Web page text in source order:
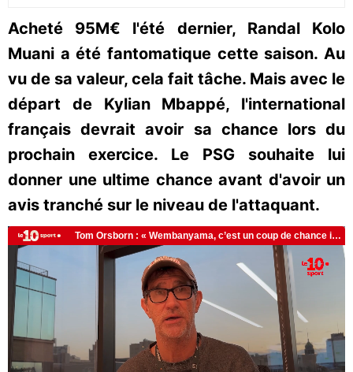
Acheté 95M€ l'été dernier, Randal Kolo
Muani a été fantomatique cette saison. Au
vu de sa valeur, cela fait tâche. Mais avec le
départ de Kylian Mbappé, l'international
français devrait avoir sa chance lors du
prochain exercice. Le PSG souhaite lui
donner une ultime chance avant d'avoir un
avis tranché sur le niveau de l'attaquant.